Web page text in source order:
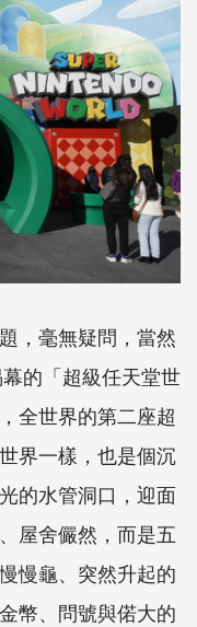
，毫無疑問，當然
的「超級任天堂世
全世界的第二座超
界一樣，也是個沉
的水管洞口，迎面
屋舍儼然，而是五
慢龜、突然升起的
幣、問號與偌大的